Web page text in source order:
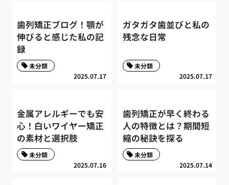
歯列矯正ブログ！顎が
伸びると感じた私の記
録
2025.07.17
未分類
ガタガタ歯並びと私の
残念な日常
2025.07.17
未分類
金属アレルギーでも安
心！白いワイヤー矯正
の素材と選択肢
2025.07.16
未分類
歯列矯正が早く終わる
人の特徴とは？期間短
縮の秘訣を探る
2025.07.14
未分類